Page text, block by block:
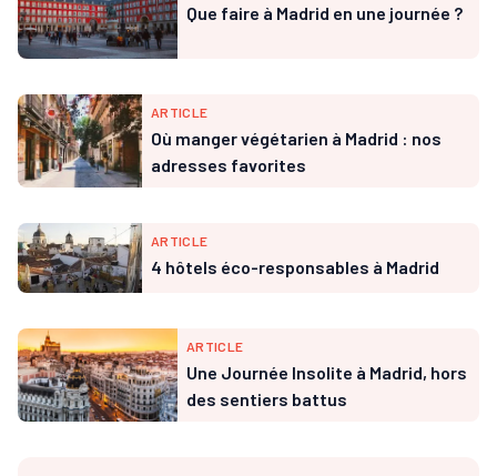
Que faire à Madrid en une journée ?
ARTICLE
Où manger végétarien à Madrid : nos
adresses favorites
ARTICLE
4 hôtels éco-responsables à Madrid
ARTICLE
Une Journée Insolite à Madrid, hors
des sentiers battus